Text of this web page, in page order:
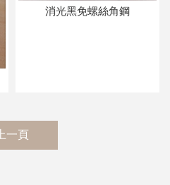
消光黑免螺絲角鋼
上一頁